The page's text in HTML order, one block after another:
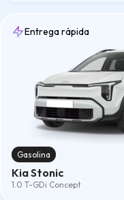
Entrega rápida
Gasolina
Kia Stonic
1.0 T-GDi Concept